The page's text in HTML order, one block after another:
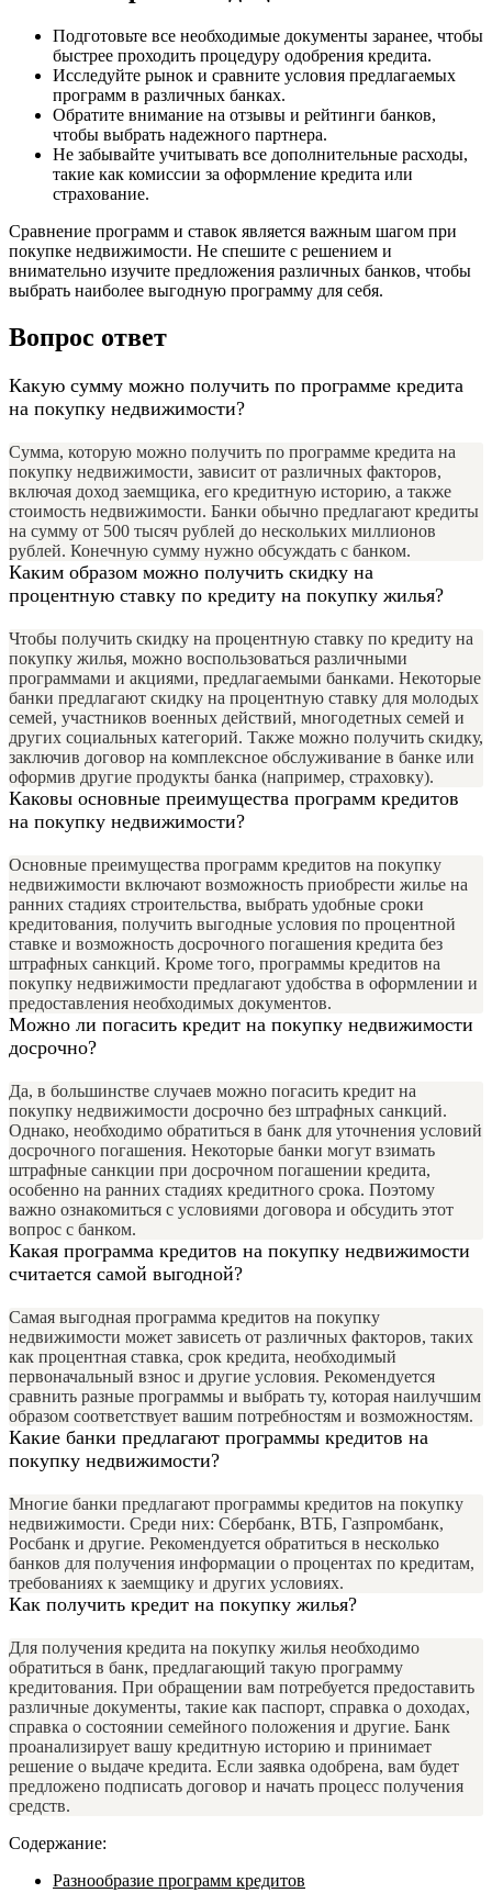
Подготовьте все необходимые документы заранее, чтобы
быстрее проходить процедуру одобрения кредита.
Исследуйте рынок и сравните условия предлагаемых
программ в различных банках.
Обратите внимание на отзывы и рейтинги банков,
чтобы выбрать надежного партнера.
Не забывайте учитывать все дополнительные расходы,
такие как комиссии за оформление кредита или
страхование.
Сравнение программ и ставок является важным шагом при
покупке недвижимости. Не спешите с решением и
внимательно изучите предложения различных банков, чтобы
выбрать наиболее выгодную программу для себя.
Вопрос ответ
Какую сумму можно получить по программе кредита
на покупку недвижимости?
Сумма, которую можно получить по программе кредита на
покупку недвижимости, зависит от различных факторов,
включая доход заемщика, его кредитную историю, а также
стоимость недвижимости. Банки обычно предлагают кредиты
на сумму от 500 тысяч рублей до нескольких миллионов
рублей. Конечную сумму нужно обсуждать с банком.
Каким образом можно получить скидку на
процентную ставку по кредиту на покупку жилья?
Чтобы получить скидку на процентную ставку по кредиту на
покупку жилья, можно воспользоваться различными
программами и акциями, предлагаемыми банками. Некоторые
банки предлагают скидку на процентную ставку для молодых
семей, участников военных действий, многодетных семей и
других социальных категорий. Также можно получить скидку,
заключив договор на комплексное обслуживание в банке или
оформив другие продукты банка (например, страховку).
Каковы основные преимущества программ кредитов
на покупку недвижимости?
Основные преимущества программ кредитов на покупку
недвижимости включают возможность приобрести жилье на
ранних стадиях строительства, выбрать удобные сроки
кредитования, получить выгодные условия по процентной
ставке и возможность досрочного погашения кредита без
штрафных санкций. Кроме того, программы кредитов на
покупку недвижимости предлагают удобства в оформлении и
предоставления необходимых документов.
Можно ли погасить кредит на покупку недвижимости
досрочно?
Да, в большинстве случаев можно погасить кредит на
покупку недвижимости досрочно без штрафных санкций.
Однако, необходимо обратиться в банк для уточнения условий
досрочного погашения. Некоторые банки могут взимать
штрафные санкции при досрочном погашении кредита,
особенно на ранних стадиях кредитного срока. Поэтому
важно ознакомиться с условиями договора и обсудить этот
вопрос с банком.
Какая программа кредитов на покупку недвижимости
считается самой выгодной?
Самая выгодная программа кредитов на покупку
недвижимости может зависеть от различных факторов, таких
как процентная ставка, срок кредита, необходимый
первоначальный взнос и другие условия. Рекомендуется
сравнить разные программы и выбрать ту, которая наилучшим
образом соответствует вашим потребностям и возможностям.
Какие банки предлагают программы кредитов на
покупку недвижимости?
Многие банки предлагают программы кредитов на покупку
недвижимости. Среди них: Сбербанк, ВТБ, Газпромбанк,
Росбанк и другие. Рекомендуется обратиться в несколько
банков для получения информации о процентах по кредитам,
требованиях к заемщику и других условиях.
Как получить кредит на покупку жилья?
Для получения кредита на покупку жилья необходимо
обратиться в банк, предлагающий такую программу
кредитования. При обращении вам потребуется предоставить
различные документы, такие как паспорт, справка о доходах,
справка о состоянии семейного положения и другие. Банк
проанализирует вашу кредитную историю и принимает
решение о выдаче кредита. Если заявка одобрена, вам будет
предложено подписать договор и начать процесс получения
средств.
Содержание:
Разнообразие программ кредитов